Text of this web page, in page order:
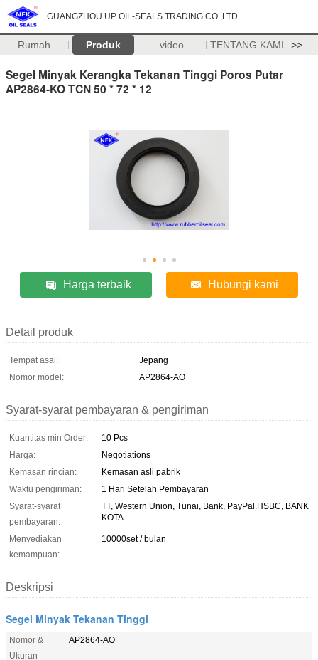
GUANGZHOU UP OIL-SEALS TRADING CO.,LTD
Rumah Produk video TENTANG KAMI >>
Segel Minyak Kerangka Tekanan Tinggi Poros Putar
AP2864-KO TCN 50 * 72 * 12
Harga terbaik Hubungi kami
Detail produk
Tempat asal:
Jepang
Nomor model:
AP2864-AO
Syarat-syarat pembayaran & pengiriman
Kuantitas min Order:
10 Pcs
Harga:
Negotiations
Kemasan rincian:
Kemasan asli pabrik
Waktu pengiriman:
1 Hari Setelah Pembayaran
Syarat-syarat
pembayaran:
TT, Western Union, Tunai, Bank, PayPal.HSBC, BANK
KOTA.
Menyediakan
kemampuan:
10000set / bulan
Deskripsi
Segel Minyak Tekanan Tinggi
Nomor &
Ukuran
AP2864-AO